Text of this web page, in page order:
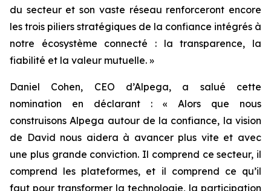
du secteur et son vaste réseau renforceront encore
les trois piliers stratégiques de la confiance intégrés à
notre écosystème connecté : la transparence, la
fiabilité et la valeur mutuelle. »
Daniel Cohen, CEO d’Alpega, a salué cette
nomination en déclarant : « Alors que nous
construisons Alpega autour de la confiance, la vision
de David nous aidera à avancer plus vite et avec
une plus grande conviction. Il comprend ce secteur, il
comprend les plateformes, et il comprend ce qu’il
faut pour transformer la technologie, la participation